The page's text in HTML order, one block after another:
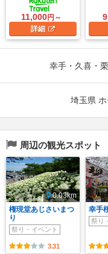
11,000円～
詳細
幸手・久喜・
埼玉県
周辺の観光スポット
0.03km
権現堂あじさいまつ
り
祭り・イベント
3.31
幸手
祭り